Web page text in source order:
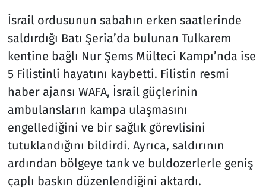
İsrail ordusunun sabahın erken saatlerinde
saldırdığı Batı Şeria’da bulunan Tulkarem
kentine bağlı Nur Şems Mülteci Kampı’nda ise
5 Filistinli hayatını kaybetti. Filistin resmi
haber ajansı WAFA, İsrail güçlerinin
ambulansların kampa ulaşmasını
engellediğini ve bir sağlık görevlisini
tutuklandığını bildirdi. Ayrıca, saldırının
ardından bölgeye tank ve buldozerlerle geniş
çaplı baskın düzenlendiğini aktardı.